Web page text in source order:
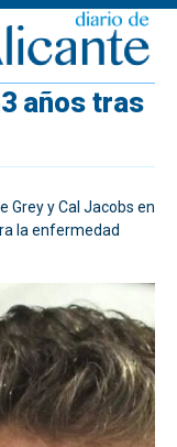
años tras
Grey y Cal Jacobs en
la enfermedad